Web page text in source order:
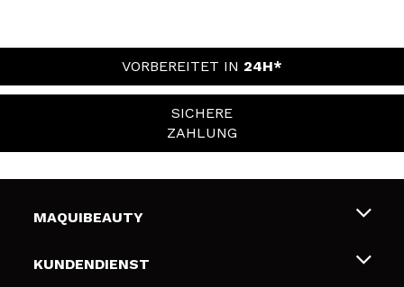
VORBEREITET IN 24H*
SICHERE
ZAHLUNG
MAQUIBEAUTY
Über uns
KUNDENDIENST